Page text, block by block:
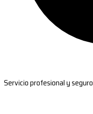
Servicio profesional y seguro